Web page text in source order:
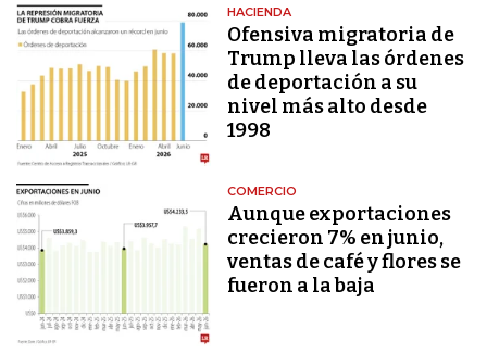
HACIENDA
Ofensiva migratoria de
Trump lleva las órdenes
de deportación a su
nivel más alto desde
1998
COMERCIO
Aunque exportaciones
crecieron 7% en junio,
ventas de café y flores se
fueron a la baja